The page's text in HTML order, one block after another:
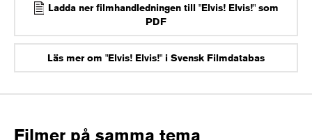
Ladda ner filmhandledningen till "Elvis! Elvis!" som
PDF
Läs mer om "Elvis! Elvis!" i Svensk Filmdatabas
Filmer på samma tema